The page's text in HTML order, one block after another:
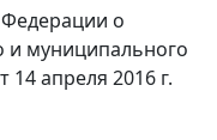
о
и муниципального
14 апреля 2016 г.